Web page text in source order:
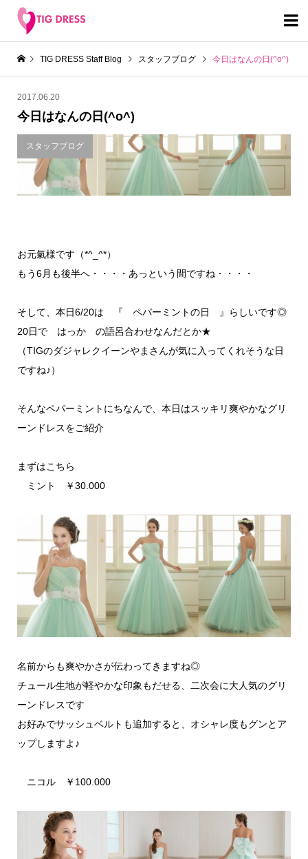

TIG DRESS Staff Blog スタッフブログ 今日はなんの日(^o^)
2017.06.20
今日はなんの日(^o^)
スタッフブログ
お元氣様です（*^_^*）
もう6月も後半へ・・・・あっという間ですね・・・・
そして、本日6/20は 『 ペパーミントの日 』らしいです◎
20日で はっか の語呂合わせなんだとか★
（TIGのダジャレクイーンやまさんが気に入ってくれそうな日
ですね♪）
そんなペパーミントにちなんで、本日はスッキリ爽やかなグリ
ーンドレスをご紹介
まずはこちら
ミント ￥30.000
名前からも爽やかさが伝わってきますね◎
チュール生地が軽やかな印象もだせる、二次会に大人気のグリ
ーンドレスです
お好みでサッシュベルトも追加すると、オシャレ度もグンとア
ップしますよ♪
ニコル ￥100.000